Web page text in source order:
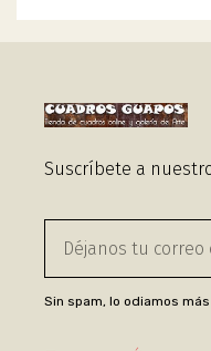
Suscríbete a
Sin spam, lo odiamos